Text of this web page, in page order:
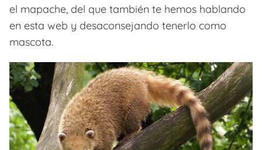
el mapache, del que también te hemos hablando
en esta web y desaconsejando tenerlo como
mascota.